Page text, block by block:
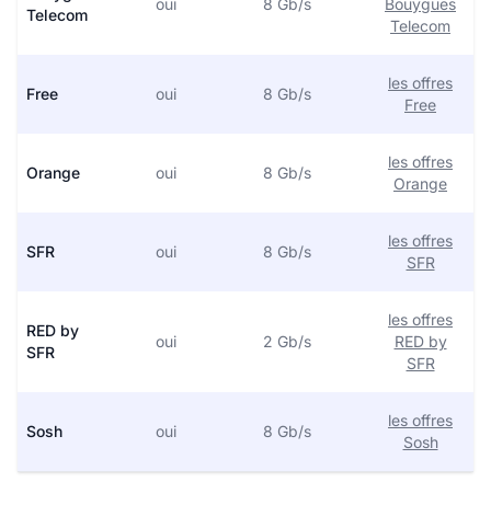
Telecom
oui 8 Gb/s
Bouygues
Telecom
Free oui 8 Gb/s
les offres
Free
Orange oui 8 Gb/s
les offres
Orange
SFR oui 8 Gb/s
les offres
SFR
RED by
SFR
oui 2 Gb/s
les offres
RED by
SFR
Sosh oui 8 Gb/s
les offres
Sosh